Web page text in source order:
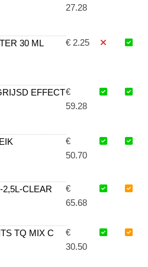
27.28
30 ML
€ 2.25
EFFECT€
59.28
€
50.70
CLEAR
€
65.68
TQ MIX C
€
30.50